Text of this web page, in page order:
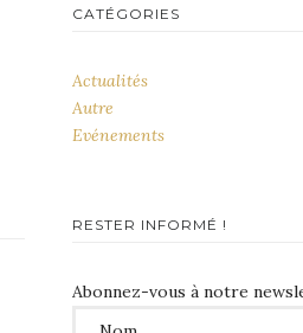
CATÉGORIES
Actualités
Autre
Evénements
RESTER INFORMÉ !
Abonnez-vous à notre